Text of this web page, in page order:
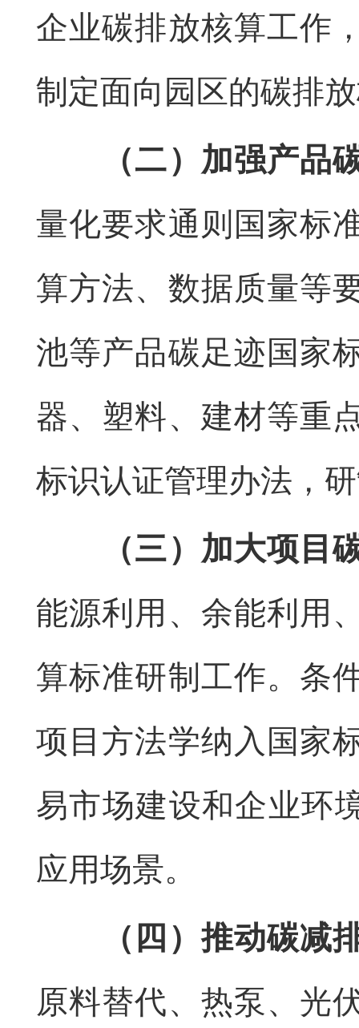
企业碳排放核算工作
制定面向园区的碳排
（二）加强产品
量化要求通则国家标
算方法、数据质量等
池等产品碳足迹国家
器、塑料、建材等重
标识认证管理办法，
（三）加大项目
能源利用、余能利用
算标准研制工作。条
项目方法学纳入国家
易市场建设和企业环
应用场景。
（四）推动碳减
原料替代、热泵、光